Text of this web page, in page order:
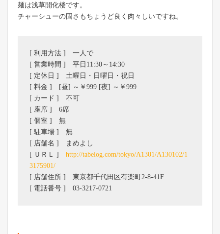
麺は浅草開化楼です。
チャーシューの固さもちょうど良く肉々しいですね。
[ 利用方法 ] 一人で
[ 営業時間 ] 平日11:30～14:30
[ 定休日 ] 土曜日・日曜日・祝日
[ 料金 ] [昼] ～￥999 [夜] ～￥999
[ カード ] 不可
[ 座席 ] 6席
[ 個室 ] 無
[ 駐車場 ] 無
[ 店舗名 ] まめよし
[ ＵＲＬ ] http://tabelog.com/tokyo/A1301/A130102/1
3175901/
[ 店舗住所 ] 東京都千代田区有楽町2-8-41F
[ 電話番号 ] 03-3217-0721